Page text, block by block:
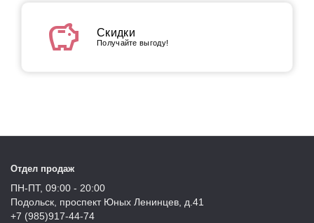
savings Скидки
Получайте выгоду!
Отдел продаж
ПН-ПТ, 09:00 - 20:00
Подольск, проспект Юных Ленинцев, д.41
+7 (985)917-44-74